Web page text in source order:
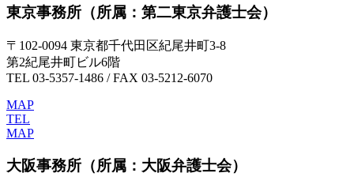
東京事務所 （所属：第二東京弁護士会）
〒102-0094 東京都千代田区紀尾井町3-8
第2紀尾井町ビル6階
TEL 03-5357-1486 / FAX 03-5212-6070
MAP
TEL
MAP
大阪事務所 （所属：大阪弁護士会）